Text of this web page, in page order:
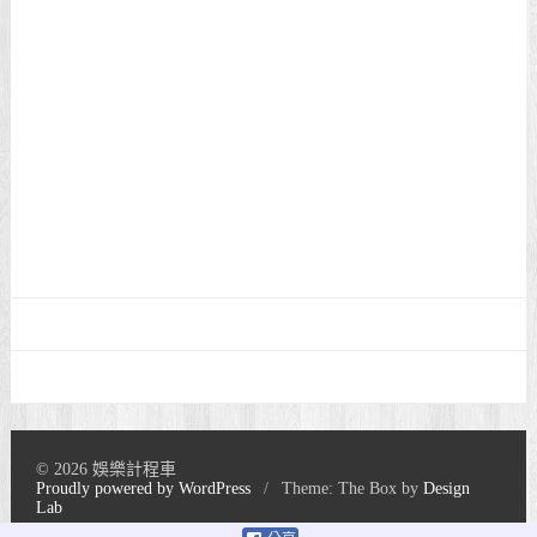
© 2026 娛樂計程車
Proudly powered by WordPress
/ Theme: The Box byDesign
Lab